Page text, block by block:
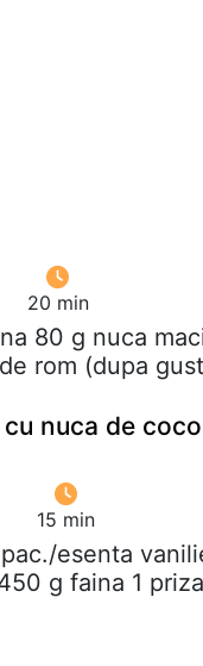
20 min
80 g nuca
rom (dupa
nuca de
15 min
esenta
g faina 1